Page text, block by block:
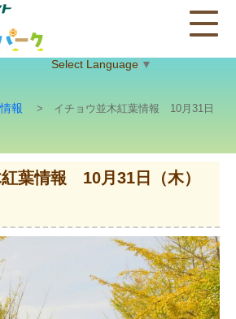
Select Language ▼
報 > イチョウ並木紅葉情報 10月31日
葉情報 10月31日（木）